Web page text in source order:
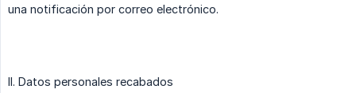
una notificación por correo electrónico.
II. Datos personales recabados